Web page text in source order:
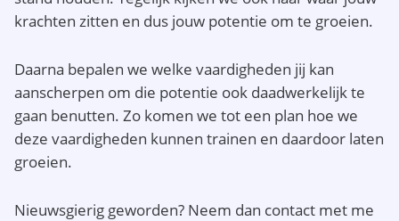
krachten zitten en dus jouw potentie om te groeien.
Daarna bepalen we welke vaardigheden jij kan
aanscherpen om die potentie ook daadwerkelijk te
gaan benutten. Zo komen we tot een plan hoe we
deze vaardigheden kunnen trainen en daardoor laten
groeien.
Nieuwsgierig geworden? Neem dan contact met me